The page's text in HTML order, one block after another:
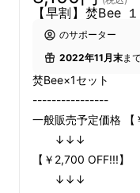
「準備・組
いう焚火
に開発され
【早割】焚Bee
のサポーター
2022年11月末ま
焚Bee×1セット
----------------
一般販売予定価格
↓↓↓
【￥2,700 OFF!!!】
↓↓↓